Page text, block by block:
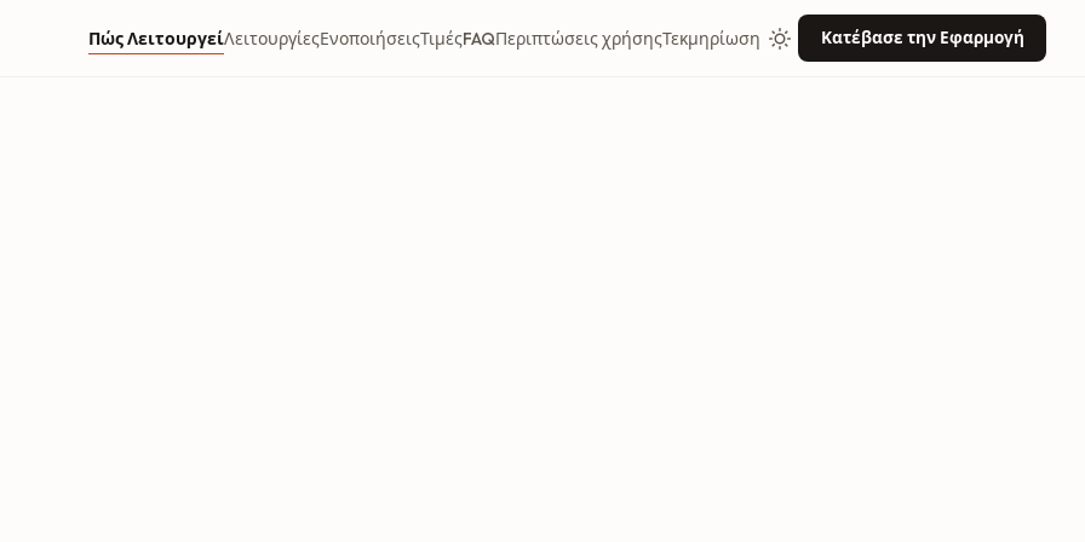
Πώς ΛειτουργείΛειτουργίεςΕνοποιήσειςΤιμέςFAQΠεριπτώσεις χρήσηςΤεκμηρίωση Κατέβασε την Εφαρμογή